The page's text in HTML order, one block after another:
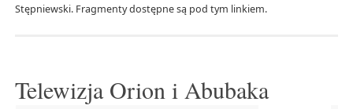
Stępniewski. Fragmenty dostępne są pod tym linkiem.
Telewizja Orion i Abubaka